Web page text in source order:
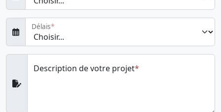
Délais
Description de votre projet